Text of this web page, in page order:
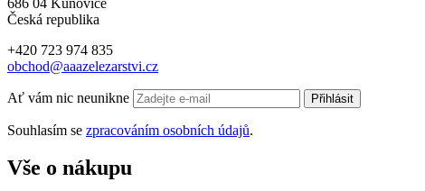
Česká republika
+420 723 974 835
obchod@aaazelezarstvi.cz
Ať vám nic neunikne Přihlásit
Souhlasím se zpracováním osobních údajů.
Vše o nákupu